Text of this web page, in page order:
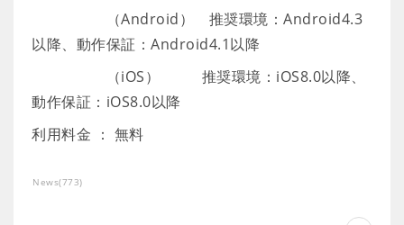
（Android） 推奨環境：Android4.3
以降、動作保証：Android4.1以降
（iOS） 推奨環境：iOS8.0以降、
動作保証：iOS8.0以降
利用料金 ： 無料
News(773)